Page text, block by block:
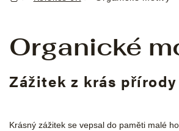
Domů
Organické
Zážitek z krás přírody
Krásný zážitek se vepsal do paměti malé